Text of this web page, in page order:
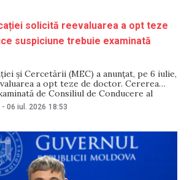
solicită reevaluarea a opt teze
suspiciune trebuie examinată
și Cercetării (MEC) a anunțat, pe 6 iulie,
a opt teze de doctor. Cererea
de Consiliul de Conducere al
de Asigurare a Calității în Educație și
care va decide, în baza unei noi
- 06 iul. 2026 18:53